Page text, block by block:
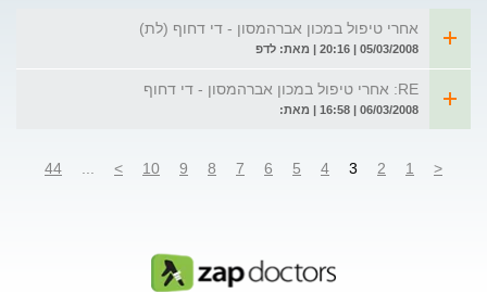
אחרי טיפול במכון אברהמסון - די דחוף (לת)
05/03/2008 | 20:16 | מאת: לדפ
RE: אחרי טיפול במכון אברהמסון - די דחוף
06/03/2008 | 16:58 | מאת:
<
1
2
3
4
5
6
7
8
9
10
>
44